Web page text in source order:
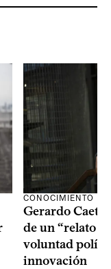
CONOCIMIENTO
Gerardo
de un “relato
voluntad
innovación